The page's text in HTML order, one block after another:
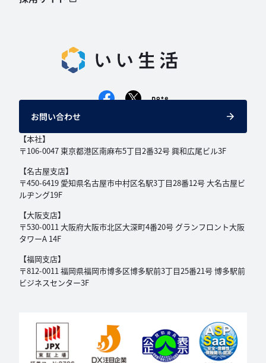
【本社】
〒106-0047 東京都港区南麻布5丁目2番32号興和広尾ビル3F
【名古屋支店】
〒450-6419 愛知県名古屋市中村区名駅3丁目28番12号 大名古屋ビ
ルヂング19F
【大阪支店】
〒530-0011 大阪府大阪市北区大深町4番20号 グランフロント大阪
タワーA 14F
【福岡支店】
〒812-0011 福岡県福岡市博多区博多駅前3丁目25番21号 博多駅前
ビジネスセンター3F
お問い合わせ